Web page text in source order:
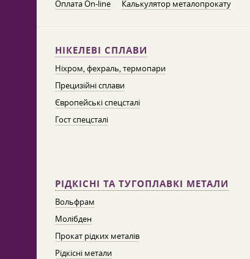
Оплата On-line
Калькулятор металопрокату
НІКЕЛЕВІ СПЛАВИ
Ніхром, фехраль, термопари
Прецизійні сплави
Європейські спецсталі
Гост спецсталі
РІДКІСНІ ТА ТУГОПЛАВКІ МЕТАЛИ
Вольфрам
Молібден
Прокат рідких металів
Рідкісні метали